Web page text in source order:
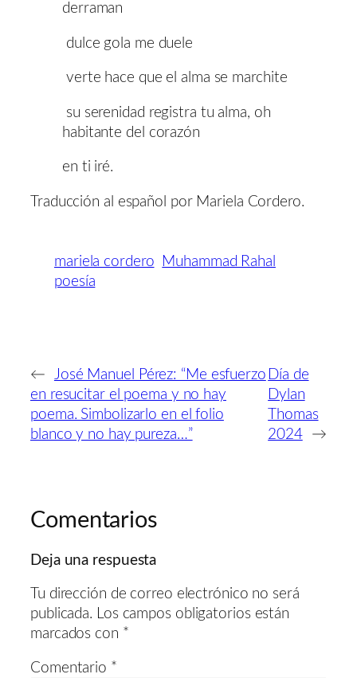
derraman
dulce gola me duele
verte hace que el alma se marchite
su serenidad registra tu alma, oh
habitante del corazón
en ti iré.
Traducción al español por Mariela Cordero.
mariela cordero
Muhammad Rahal
poesía
←
José Manuel Pérez: “Me esfuerzo
en resucitar el poema y no hay
poema. Simbolizarlo en el folio
blanco y no hay pureza…”
Día de
Dylan
Thomas
2024
→
Comentarios
Deja una respuesta
Tu dirección de correo electrónico no será
publicada.
Los campos obligatorios están
marcados con *
Comentario *